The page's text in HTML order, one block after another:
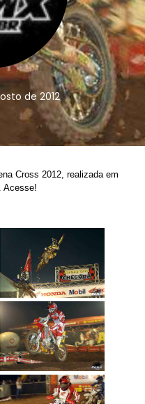
de 2012
Cross 2012, realizada em
Acesse!